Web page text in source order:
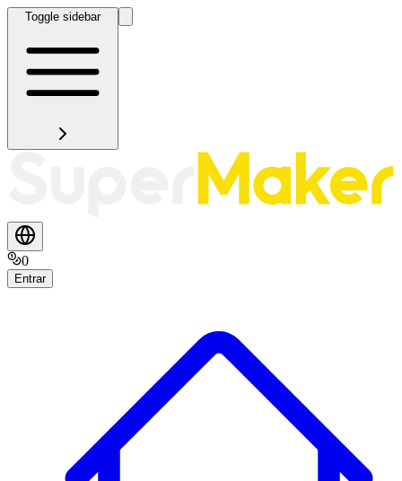
Toggle sidebar
0
Entrar